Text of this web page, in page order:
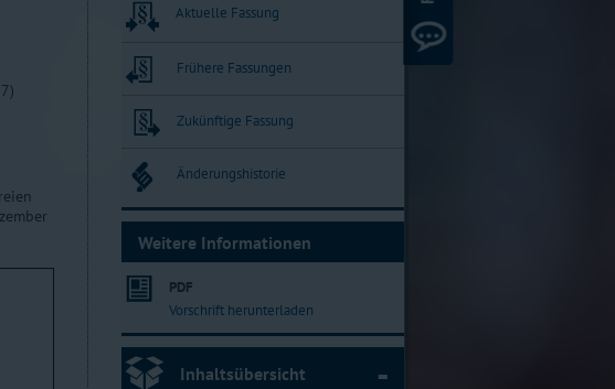
Aktuelle Fassung
Frühere Fassungen
Zukünftige Fassung
Änderungshistorie
Weitere Informationen
PDF
Vorschrift herunterladen
Inhaltsübersicht